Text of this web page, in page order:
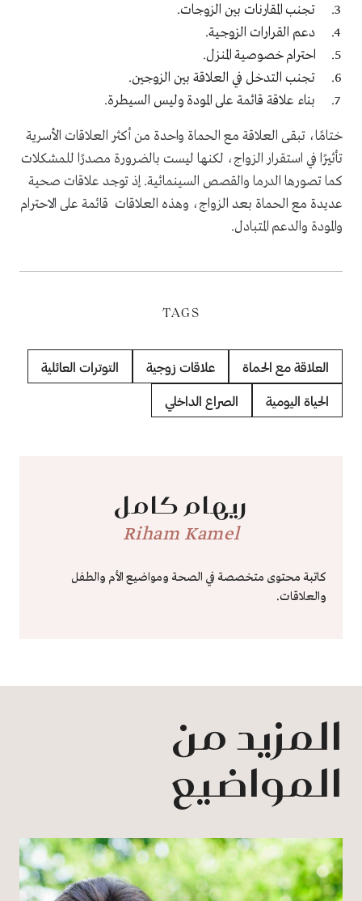
تجنب المقارنات بين الزوجات.
دعم القرارات الزوجية.
احترام خصوصية المنزل.
تجنب التدخل في العلاقة بين الزوجين.
بناء علاقة قائمة على المودة وليس السيطرة.
ختامًا، تبقى العلاقة مع الحماة واحدة من أكثر العلاقات الأسرية
تأثيرًا في استقرار الزواج، لكنها ليست بالضرورة مصدرًا للمشكلات
كما تصورها الدرما والقصص السينمائية. إذ توجد علاقات صحية
عديدة مع الحماة بعد الزواج، وهذه العلاقات قائمة على الاحترام
والمودة والدعم المتبادل.
TAGS
العلاقة مع الحماة علاقات زوجية التوترات العائلية
الحياة اليومية الصراع الداخلي
ريهام كامل
Riham Kamel
كاتبة محتوى متخصصة في الصحة ومواضيع الأم والطفل
والعلاقات.
المزيد من
المواضيع